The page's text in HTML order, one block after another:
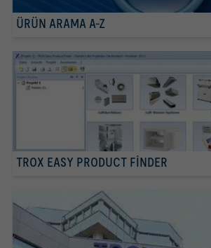
ÜRÜN ARAMA A-Z
TROX EASY PRODUCT FINDER